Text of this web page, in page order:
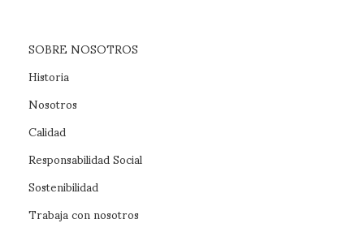
SOBRE NOSOTROS
Historia
Nosotros
Calidad
Responsabilidad Social
Sostenibilidad
Trabaja con nosotros